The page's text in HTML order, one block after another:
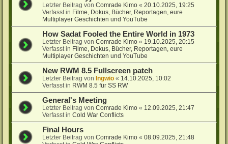
Letzter Beitrag vonComrade Kimo «20.10.2025, 19:25
Verfasst in Filme, Dokus, Bücher, Reportagen, eure
Multiplayer Geschichten und YouTube
How Sadat Fooled the Entire World in 1973
Letzter Beitrag vonComrade Kimo « 19.10.2025, 20:15
Verfasst in Filme, Dokus, Bücher, Reportagen, eure
Multiplayer Geschichten und YouTube
New RWM 8.5 Fullscreen patch
Letzter Beitrag vonIngwio « 14.10.2025, 10:02
Verfasst in RWM 8.5 für SS RW
General's Meeting
Letzter Beitrag vonComrade Kimo « 12.09.2025, 21:47
Verfasst inCold War Conflicts
Final Hours
Letzter Beitrag vonComrade Kimo «08.09.2025, 21:48